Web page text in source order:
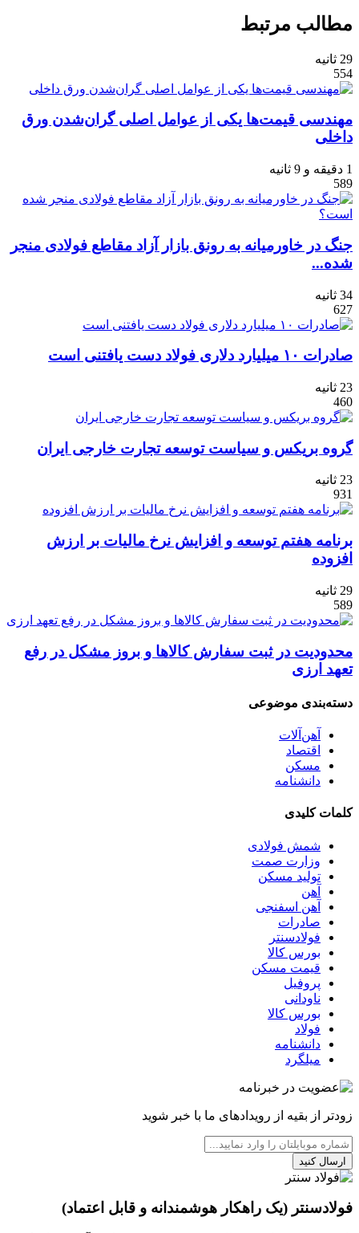
مطالب مرتبط
29 ثانیه
554
مهندسی قیمت‌ها یکی از عوامل اصلی گران‌شدن ورق
داخلی
1 دقیقه و 9 ثانیه
589
جنگ در خاورمیانه به رونق بازار آزاد مقاطع فولادی منجر
شده...
34 ثانیه
627
صادرات ۱۰ میلیارد دلاری فولاد دست یافتنی است
23 ثانیه
460
گروه بریکس و سیاست توسعه تجارت خارجی ایران
23 ثانیه
931
برنامه هفتم توسعه و افزایش نرخ مالیات بر ارزش
افزوده
29 ثانیه
589
محدودیت در ثبت سفارش کالاها و بروز مشکل در رفع
تعهد ارزی
دسته‌بندی موضوعی
آهن‌آلات
اقتصاد
مسکن
دانشنامه
کلمات کلیدی
شمش فولادی
وزارت صمت
تولید مسکن
آهن
آهن اسفنجی
صادرات
فولادسنتر
بورس کالا
قیمت مسکن
پروفیل
ناودانی
بورس کالا
فولاد
دانشنامه
میلگرد
زودتر از بقیه از رویدادهای ما با خبر شوید
ارسال کنید
فولادسنتر (یک راهکار هوشمندانه و قابل اعتماد)